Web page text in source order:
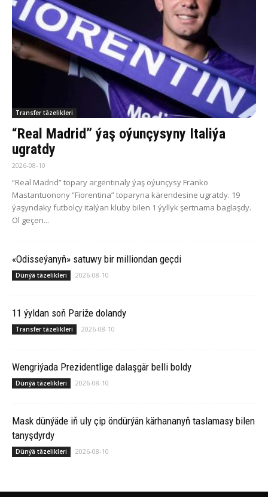
Transfer täzelikleri
“Real Madrid” ýaş oýunçysyny Italiýa
ugratdy
2026-08-10
“Real Madrid” topary argentinaly ýaş oýunçysy Franko
Mastantuonony “Fiorentina” toparyna kärendesine ugratdy. 19
ýaşyndaky futbolçy italýan kluby bilen 1 ýyllyk şertnama baglaşdy.
Ol geçen...
«Odisseýanyň» satuwy bir milliondan geçdi
Dünýä täzelikleri 2026-08-10
11 ýyldan soň Pariže dolandy
Transfer täzelikleri 2026-08-10
Wengriýada Prezidentlige dalaşgär belli boldy
Dünýä täzelikleri 2026-08-10
Mask dünýäde iň uly çip öndürýän kärhananyň taslamasy bilen
tanyşdyrdy
Dünýä täzelikleri 2026-08-10